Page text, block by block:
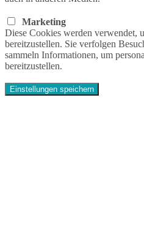
Marketing
Diese Cookies werden verwendet,
bereitzustellen. Sie verfolgen
sammeln Informationen, um
bereitzustellen.
Einstellungen speichern